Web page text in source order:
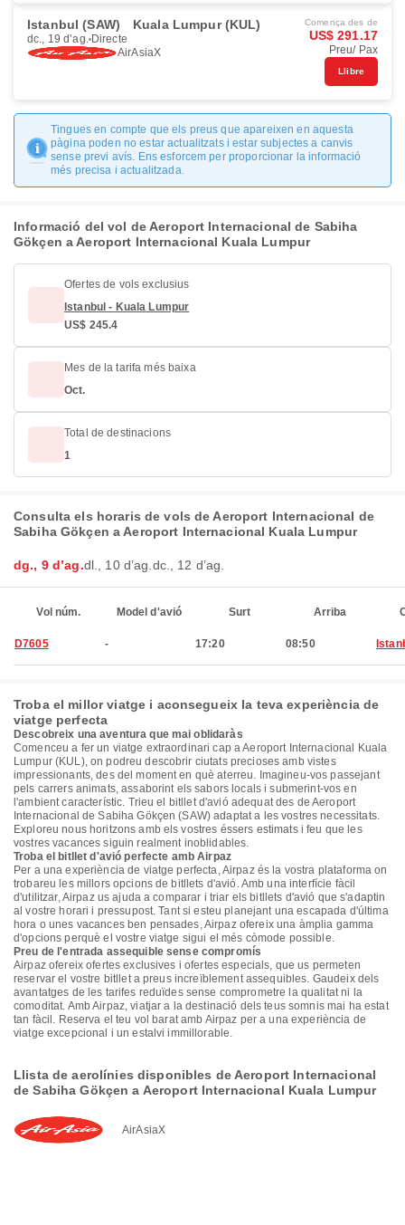
Istanbul (SAW) Kuala Lumpur (KUL)
dc., 19 d’ag. Directe
AirAsiaX
Comença des de
US$ 291.17
Preu/ Pax
Llibre
Tingues en compte que els preus que apareixen en aquesta
pàgina poden no estar actualitzats i estar subjectes a canvis
sense previ avís. Ens esforcem per proporcionar la informació
més precisa i actualitzada.
Informació del vol de Aeroport Internacional de Sabiha
Gökçen a Aeroport Internacional Kuala Lumpur
Ofertes de vols exclusius
Istanbul - Kuala Lumpur
US$ 245.4
Mes de la tarifa més baixa
Oct.
Total de destinacions
1
Consulta els horaris de vols de Aeroport Internacional de
Sabiha Gökçen a Aeroport Internacional Kuala Lumpur
dg., 9 d’ag.dl., 10 d’ag. dc., 12 d’ag.
Vol núm. Model d'avió Surt Arriba
D7605 - 17:20 08:50
Troba el millor viatge i aconsegueix la teva experiència de
viatge perfecta
Descobreix una aventura que mai oblidaràs
Comenceu a fer un viatge extraordinari cap a Aeroport Internacional Kuala
Lumpur (KUL), on podreu descobrir ciutats precioses amb vistes
impressionants, des del moment en què aterreu. Imagineu-vos passejant
pels carrers animats, assaborint els sabors locals i submerint-vos en
l'ambient característic. Trieu el bitllet d'avió adequat des de Aeroport
Internacional de Sabiha Gökçen (SAW) adaptat a les vostres necessitats.
Exploreu nous horitzons amb els vostres éssers estimats i feu que les
vostres vacances siguin realment inoblidables.
Troba el bitllet d'avió perfecte amb Airpaz
Per a una experiència de viatge perfecta, Airpaz és la vostra plataforma on
trobareu les millors opcions de bitllets d'avió. Amb una interfície fàcil
d'utilitzar, Airpaz us ajuda a comparar i triar els bitllets d'avió que s'adaptin
al vostre horari i pressupost. Tant si esteu planejant una escapada d'última
hora o unes vacances ben pensades, Airpaz ofereix una àmplia gamma
d'opcions perquè el vostre viatge sigui el més còmode possible.
Preu de l'entrada assequible sense compromís
Airpaz ofereix ofertes exclusives i ofertes especials, que us permeten
reservar el vostre bitllet a preus increïblement assequibles. Gaudeix dels
avantatges de les tarifes reduïdes sense comprometre la qualitat ni la
comoditat. Amb Airpaz, viatjar a la destinació dels teus somnis mai ha estat
tan fàcil. Reserva el teu vol barat amb Airpaz per a una experiència de
viatge excepcional i un estalvi immillorable.
Llista de aerolínies disponibles de Aeroport Internacional
de Sabiha Gökçen a Aeroport Internacional Kuala Lumpur
AirAsiaX